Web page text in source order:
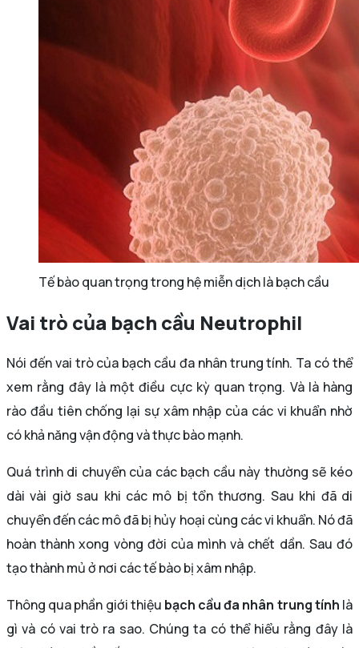
Tế bào quan trọng trong hệ miễn dịch là bạch cầu
Vai trò của bạch cầu Neutrophil
Nói đến vai trò của bạch cầu đa nhân trung tính. Ta có thể
xem rằng đây là một điều cực kỳ quan trọng. Và là hàng
rào đầu tiên chống lại sự xâm nhập của các vi khuẩn nhờ
có khả năng vận động và thực bào mạnh.
Quá trình di chuyển của các bạch cầu này thường sẽ kéo
dài vài giờ sau khi các mô bị tổn thương. Sau khi đã di
chuyển đến các mô đã bị hủy hoại cùng các vi khuẩn. Nó đã
hoàn thành xong vòng đời của mình và chết dần. Sau đó
tạo thành mủ ở nơi các tế bào bị xâm nhập.
Thông qua phần giới thiệu bạch cầu đa nhân trung tính là
gì và có vai trò ra sao. Chúng ta có thể hiểu rằng đây là